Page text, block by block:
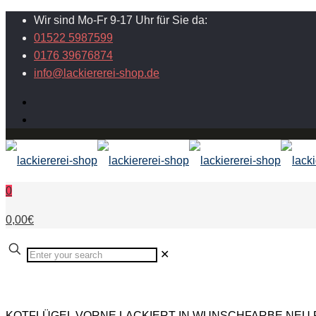
Wir sind Mo-Fr 9-17 Uhr für Sie da:
01522 5987599
0176 39676874
info@lackiererei-shop.de
0
0,00€
✕